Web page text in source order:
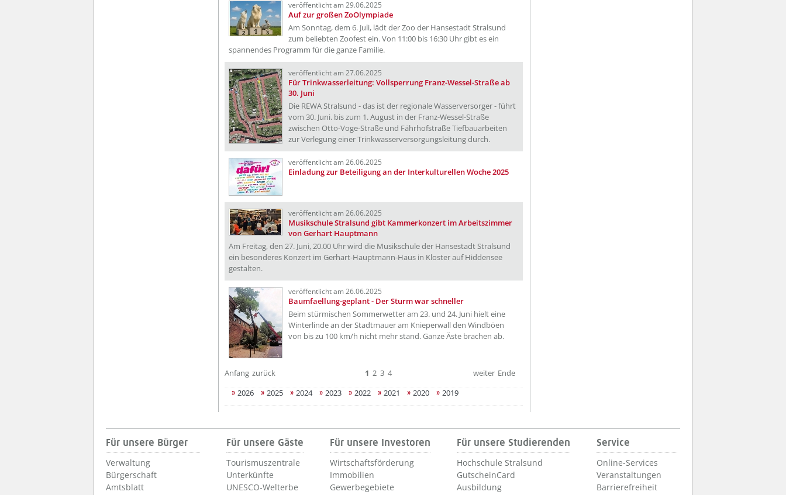
veröffentlicht am 29.06.2025
Auf zur großen ZoOlympiade
Am Sonntag, dem 6. Juli, lädt der Zoo der Hansestadt Stralsund
zum beliebten Zoofest ein. Von 11:00 bis 16:30 Uhr gibt es ein
spannendes Programm für die ganze Familie.
veröffentlicht am 27.06.2025
Für Trinkwasserleitung: Vollsperrung Franz-Wessel-Straße ab
30. Juni
Die REWA Stralsund - das ist der regionale Wasserversorger - führt
vom 30. Juni. bis zum 1. August in der Franz-Wessel-Straße
zwischen Otto-Voge-Straße und Fährhofstraße Tiefbauarbeiten
zur Verlegung einer Trinkwasserversorgungsleitung durch.
veröffentlicht am 26.06.2025
Einladung zur Beteiligung an der Interkulturellen Woche 2025
veröffentlicht am 26.06.2025
Musikschule Stralsund gibt Kammerkonzert im Arbeitszimmer
von Gerhart Hauptmann
Am Freitag, den 27. Juni, 20.00 Uhr wird die Musikschule der Hansestadt Stralsund
ein besonderes Konzert im Gerhart-Hauptmann-Haus in Kloster auf Hiddensee
gestalten.
veröffentlicht am 26.06.2025
Baumfaellung-geplant - Der Sturm war schneller
Beim stürmischen Sommerwetter am 23. und 24. Juni hielt eine
Winterlinde an der Stadtmauer am Knieperwall den Windböen
von bis zu 100 km/h nicht mehr stand. Ganze Äste brachen ab.
Anfang zurück 1 2 3 4 weiter Ende
2026
2025 2024 2023 2022 2021 2020 2019
Für unsere Bürger
Verwaltung
Bürgerschaft
Amtsblatt
Für unsere Gäste
Tourismuszentrale
Unterkünfte
UNESCO-Welterbe
Für unsere Investoren
Wirtschaftsförderung
Immobilien
Gewerbegebiete
Für unsere Studierenden
Hochschule Stralsund
GutscheinCard
Ausbildung
Service
Online-Services
Veranstaltungen
Barrierefreiheit